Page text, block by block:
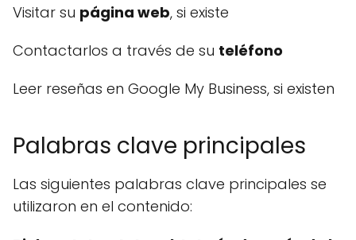
Visitar su página web, si existe
Contactarlos a través de su teléfono
Leer reseñas en Google My Business, si existen
Palabras clave principales
Las siguientes palabras clave principales se
utilizaron en el contenido: